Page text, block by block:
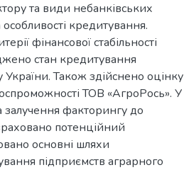
та види небанківських
кредитування.
фінансової стабільності
стан кредитування
Також здійснено оцінку
ТОВ «АгроРось». У
залучення факторингу до
потенційний
основні шляхи
підприємств аграрного